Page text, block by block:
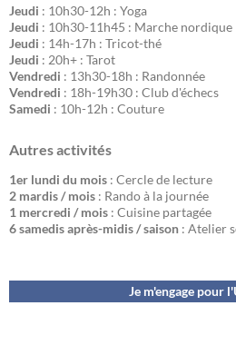
Jeudi : 10h30-12h : Yoga
Jeudi : 10h30-11h45 : Marche nordique
Jeudi : 14h-17h : Tricot-thé
Jeudi : 20h+ : Tarot
Vendredi : 13h30-18h : Randonnée
Vendredi : 18h-19h30 : Club d'échecs
Samedi : 10h-12h : Couture
Autres activités
1er lundi du mois : Cercle de lecture
2 mardis / mois : Rando à la journée
1 mercredi / mois : Cuisine partagée
6 samedis après-midis / saison : Atelier
Je m'engage pour